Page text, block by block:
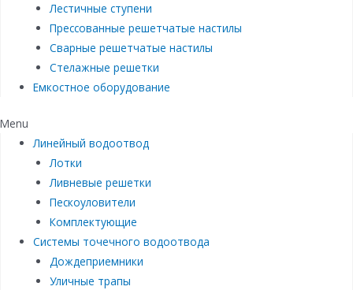
Лестичные ступени
Прессованные решетчатые настилы
Сварные решетчатые настилы
Стелажные решетки
Емкостное оборудование
Menu
Линейный водоотвод
Лотки
Ливневые решетки
Пескоуловители
Комплектующие
Системы точечного водоотвода
Дождеприемники
Уличные трапы